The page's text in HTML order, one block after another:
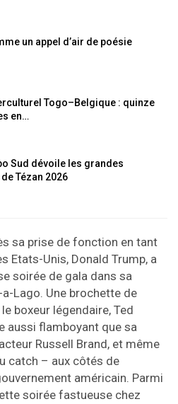
un appel d’air de poésie
Togo–Belgique : quinze
en…
Sud dévoile les grandes
Tézan 2026
sa prise de fonction en tant
Etats-Unis, Donald Trump, a
soirée de gala dans sa
Lago. Une brochette de
boxeur légendaire, Ted
aussi flamboyant que sa
Russell Brand, et même
catch – aux côtés de
américain. Parmi
soirée fastueuse chez